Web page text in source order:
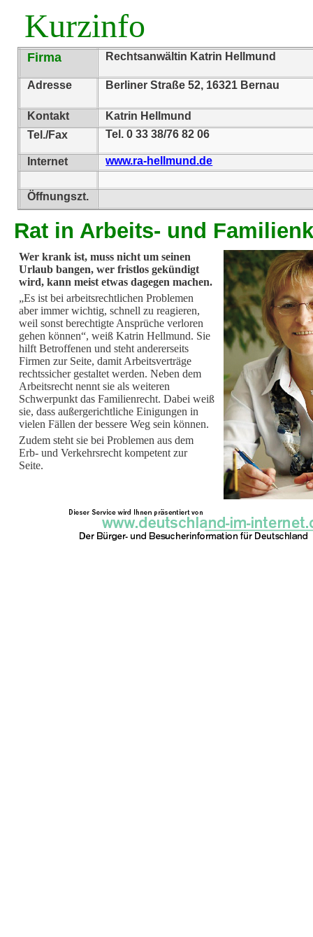
Wer krank ist, muss nicht um seinen
Urlaub bangen, wer fristlos gekündigt
wird, kann meist etwas dagegen machen.
„Es ist bei arbeitsrechtlichen Problemen
aber immer wichtig, schnell zu reagieren,
weil sonst berechtigte Ansprüche verloren
gehen können“, weiß Katrin Hellmund. Sie
hilft Betroffenen und steht andererseits
Firmen zur Seite, damit Arbeitsverträge
rechtssicher gestaltet werden. Neben dem
Arbeitsrecht nennt sie als weiteren
Schwerpunkt das Familienrecht. Dabei weiß
sie, dass außergerichtliche Einigungen in
vielen Fällen der bessere Weg sein können.
Zudem steht sie bei Problemen aus dem
Erb- und Verkehrsrecht kompetent zur
Seite.
Rat in Arbeits- und
Kurzinfo
Firma Rechtsanwältin Katrin Hellmund
Adresse Berliner Straße 52, 16321 Bernau
Kontakt
Katrin Hellmund
Tel./Fax
Tel. 0 33 38/76 82 06
Internet www.ra-hellmund.de
Öffnungszt.